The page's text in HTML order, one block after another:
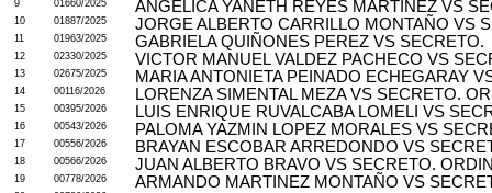
9 01660/2025 ANGELICA YANETH REYES MARTINEZ VS
10 01887/2025 JORGE ALBERTO CARRILLO MONTAÑO VS
11 01963/2025 GABRIELA QUIÑONES PEREZ VS SECRETO.
12 02330/2025 VICTOR MANUEL VALDEZ PACHECO VS
13 02675/2025 MARIA ANTONIETA PEINADO ECHEGARAY
14 00116/2026 LORENZA SIMENTAL MEZA VS SECRETO.
15 00395/2026 LUIS ENRIQUE RUVALCABA LOMELI VS
16 00543/2026 PALOMA YAZMIN LOPEZ MORALES VS
17 00556/2026 BRAYAN ESCOBAR ARREDONDO VS
18 00566/2026 JUAN ALBERTO BRAVO VS SECRETO.
19 00778/2026 ARMANDO MARTINEZ MONTAÑO VS